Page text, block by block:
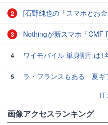
2 [石野純也の「スマホとお金」]「Galaxy Z
3 Nothingが新スマホ「CMF Phone 2 Pro
4 ワイモバイル 単身割引は1
5
ラ・フランスもある 夏ギフ
IT
画像アクセスランキング